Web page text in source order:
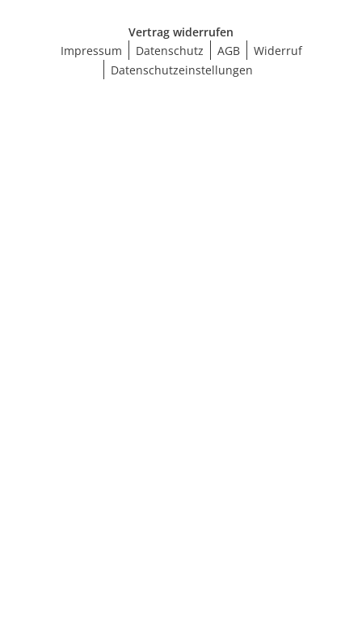
Vertrag widerrufen
Impressum
Datenschutz AGB
Widerruf
Datenschutzeinstellungen